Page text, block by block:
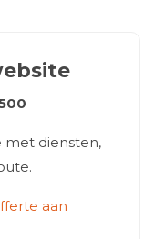
met diensten,
aan